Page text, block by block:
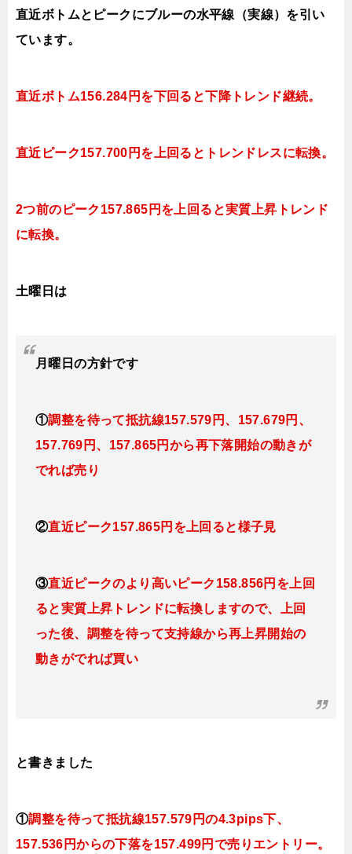
直近ボトムとピークにブルーの水平線（実線）を引い
ています。
直近ボトム156.284円を下回ると下降トレンド継続。
直近ピーク157.700円を上回るとトレンドレスに転換。
2つ前のピーク157.865円を上回ると実質上昇トレンド
に転換。
土曜日は
月曜日の方針です
①調整を待って抵抗線157.579円、157.679円 、
157.769円、157.865円 から再下落開始の動きが
でれば売り
②直近ピーク157.865円を上回ると様子見
③直近ピークのより高いピーク158.856円を上回
ると実質上昇トレンドに転換しますので、上回
った後、調整を待って支持線から再上昇開始の
動きがでれば買い
と書きました
①調整を待って抵抗線157.579 円の4.3pips下、
157.536円からの下落を157.499円で売りエントリー。